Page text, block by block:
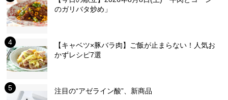
のガリバタ炒め」
【キャベツ×豚バラ肉】ご飯が止まらない！人気お
かずレシピ7選
注目の“アゼライン酸”、新商品